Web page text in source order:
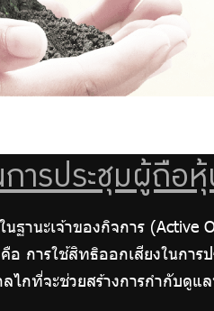
การประชุมผู้ถือหุ้
ฐานะเจ้าของกิจการ
การใช้สิทธิออกเสียงในกา
ลไกที่จะช่วยสร้างการกำกับดู